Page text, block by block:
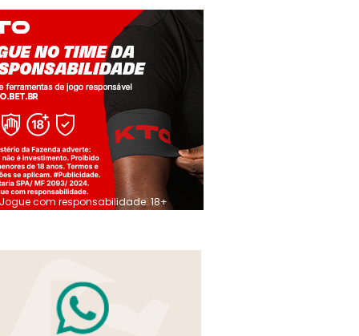
Jogue com responsabilidade. 18+